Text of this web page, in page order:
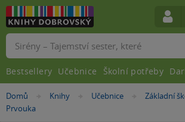
Nacházíte
se
Domů »
Knihy »
Učebnice »
Základní
Prvouka
Vyhledávání
Bestsellery Učebnice Školní potřeby